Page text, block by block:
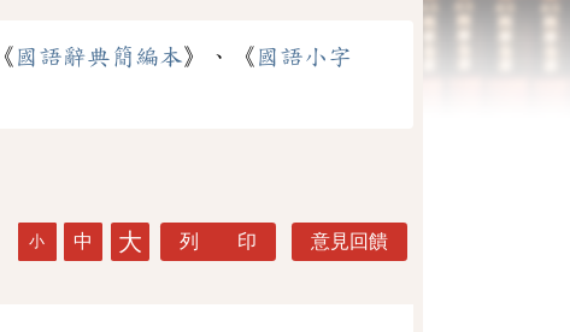
國語辭典簡編本》、《 國語小字
小 中 大 列 印 意見回饋